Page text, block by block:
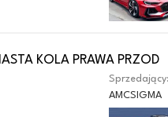
KOLA PRAWA PRZOD
Sprzedający:
AMCSIGMA